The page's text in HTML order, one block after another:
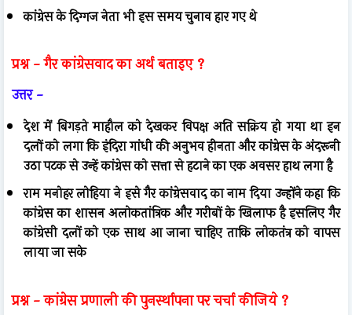
कांग्रेस के दिग्गज नेता भी इस समय चुनाव हार गए थे
प्रश्न -गैर कांग्रेसवाद का अर्थ बताइए ?
उत्तर -
देश में बिगड़ते माहौल को देखकर विपक्ष अति सक्रिय हो गया थाइन
दलों को लगा कि इंदिरा गांधी की अनुभव हीनता और कांग्रेस के अंदरूनी
उठा पटक से उन्हें कांग्रेस को सत्ता से हटाने का एक अवसर हाथ लगा है
राम मनोहर लोहिया ने इसे गैर कांग्रेसवाद का नाम दियाउन्होंने कहा कि
कांग्रेस का शासन अलोकतांत्रिक और गरीबों के खिलाफ हैइसलिए गैर
कांग्रेसी दलों को एक साथ आ जाना चाहिए ताकि लोकतंत्र को वापस
लाया जा सके
प्रश्न -कांग्रेस प्रणाली की पुनर्स्थापना पर चर्चा कीजिये ?